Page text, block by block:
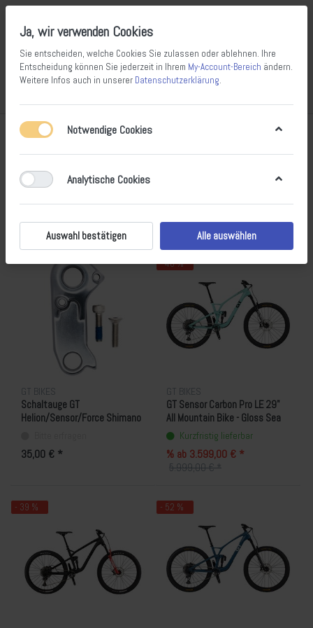
Produkte markiert mit
Filtern Sortieren
GT BIKES
Schaltauge GT
Helion/Sensor/Force Shimano
35,00 € *
- 40 %
GT BIKES
GT Sensor Carbon Pro LE 29"
All Mountain Bike - Gloss Sea
GreenKurzfristig lieferbar
% ab 3.599,00 € *
5.999,00 € *
- 39 % - 52 %
Ja, wir verwenden Cookies
Sie entscheiden, welche Cookies Sie zulassen oder ablehnen. Ihre
Entscheidung können Sie jederzeit in Ihrem My-Account-Bereich ändern.
Weitere Infos auch in unserer Datenschutzerklärung.
Notwendige Cookies
Analytische Cookies
Auswahl bestätigen Alle auswählen